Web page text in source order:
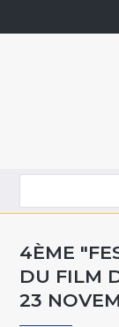
4ÈME
DU FILM
23